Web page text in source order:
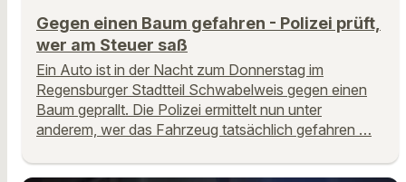
Gegen einen Baum gefahren - Polizei prüft,
wer am Steuer saß
Ein Auto ist in der Nacht zum Donnerstag im
Regensburger Stadtteil Schwabelweis gegen einen
Baum geprallt. Die Polizei ermittelt nun unter
anderem, wer das Fahrzeug tatsächlich gefahren …